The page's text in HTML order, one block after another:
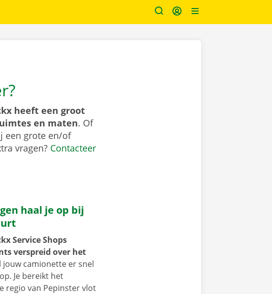
heeft een groot
en maten. Of
een grote en/of
vragen? Contacteer
haal je op bij
Service Shops
verspreid over het
jouw camionette er snel
Je bereikt het
regio van Pepinster vlot